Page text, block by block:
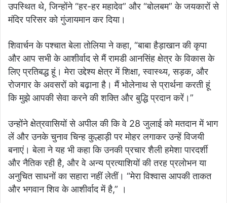
उपस्थित थे, जिन्होंने “हर-हर महादेव” और “बोलबम” के जयकारों से
मंदिर परिसर को गुंजायमान कर दिया।
शिवार्चन के पश्चात बेला तोलिया ने कहा, “बाबा हैड़ाखान की कृपा
और आप सभी के आशीर्वाद से मैं रामडी आनसिंह क्षेत्र के विकास के
लिए प्रतिबद्ध हूं। मेरा उद्देश्य क्षेत्र में शिक्षा, स्वास्थ्य, सड़क, और
रोजगार के अवसरों को बढ़ाना है। मैं भोलेनाथ से प्रार्थना करती हूं
कि मुझे आपकी सेवा करने की शक्ति और बुद्धि प्रदान करें।”
उन्होंने क्षेत्रवासियों से अपील की कि वे 28 जुलाई को मतदान में भाग
लें और उनके चुनाव चिन्ह कुल्हाड़ी पर मोहर लगाकर उन्हें विजयी
बनाएं। बेला ने यह भी कहा कि उनकी प्रचार शैली हमेशा पारदर्शी
और नैतिक रही है, और वे अन्य प्रत्याशियों की तरह प्रलोभन या
अनुचित साधनों का सहारा नहीं लेतीं। “मेरा विश्वास आपकी ताकत
और भगवान शिव के आशीर्वाद में है,” ।